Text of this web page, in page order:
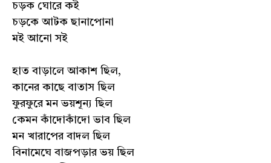
চড়ক ঘোরে কই
চড়কে আটক ছানাপোনা
মই আনো সই
হাত বাড়ালে আকাশ ছিল,
কানের কাছে বাতাস ছিল
ফুরফুরে মন ভয়শূন্য ছিল
কেমন কাঁদোকাঁদো ভাব ছিল
মন খারাপের বাদল ছিল
বিনামেঘে বাজপড়ার ভয় ছিল